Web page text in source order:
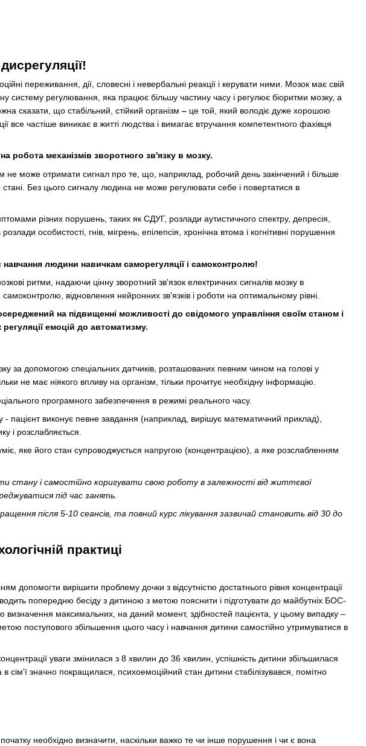
переживання, дії, словесні і невербальні реакції і керувати ними. Мозок має свій
систему регулювання, яка працює більшу частину часу і регулює біоритми мозку, а
сказати, що стабільний, стійкий організм – це той, який володіє дуже хорошою
частіше виникає в житті людства і вимагає втручання компетентного фахівця
робота механізмів зворотного зв'язку в мозку.
може отримати сигнал про те, що, наприклад, робочий день закінчений і більше
Без цього сигналу людина не може регулювати себе і повертатися в
різних порушень, таких як СДУГ, розлади аутистичного спектру, депресія,
особистості, гнів, мігрень, епілепсія, хронічна втома і когнітивні порушення
людини навичкам саморегуляції і самоконтролю!
ритми, надаючи цінну зворотний зв'язок електричних сигналів мозку в
відновлення нейронних зв'язків і роботи на оптимальному рівні.
на підвищенні можливості до свідомого управління своїм станом і
емоцій до автоматизму.
за допомогою спеціальних датчиків, розташованих певним чином на голові у
не має ніякого впливу на організм, тільки прочитує необхідну інформацію.
програмного забезпечення в режимі реального часу.
- пацієнт виконує певне завдання (наприклад, вирішує математичний приклад),
і розслабляється.
яке його стан супроводжується напругою (концентрацією), а яке розслабленням
стану і самостійно коригувати свою роботу в залежності від життєвої
під час занять.
після 5-10 сеансів, та повний курс лікування зазвичай становить від 30 до
практиці
допомогти вирішити проблему дочки з відсутністю достатнього рівня концентрації
попередню бесіду з дитиною з метою пояснити і підготувати до майбутніх БОС-
максимальних, на даний момент, здібностей пацієнта, у цьому випадку –
поступового збільшення цього часу і навчання дитини самостійно утримуватися в
уваги змінилася з 8 хвилин до 36 хвилин, успішність дитини збільшилася
значно покращилася, психоемоційний стан дитини стабілізувався, помітно
необхідно визначити, наскільки важко те чи інше порушення і чи є вона